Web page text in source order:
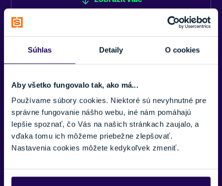
Súhlas Detaily O cookies
Aby všetko fungovalo tak, ako má...
Používame súbory cookies. Niektoré sú nevyhnutné pre
správne fungovanie nášho webu, iné nám pomáhajú
lepšie spoznať, čo Vás na našich stránkach zaujalo, a
vďaka tomu ich môžeme priebežne zlepšovať.
Nastavenia cookies môžete kedykoľvek zmeniť.
TYP SKLÍČOK
Oakley PRIZM™
FARBA
Čierna, Modrá
VHODNÉ NA
ZNAČKA
Oakley
Zobraziť menej
DETAIL
Prizm™
Táto technológia vylepšuje farby a kontrast, čím umožňuje vidieť
viac detailov
Matter ™
Ľahký rámový materiál
Unobtainum®
Ušné a nosné podložky, ktoré zvyšujú pohodlie a výkon